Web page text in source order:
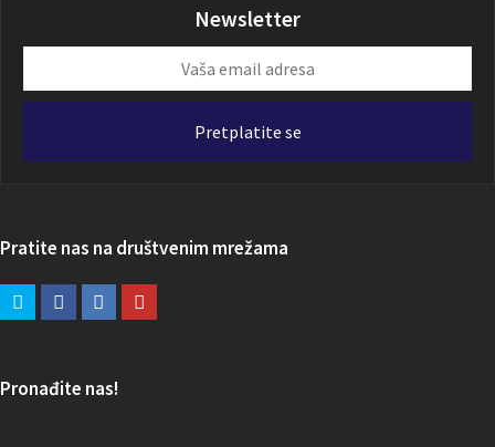
Newsletter
email
Pretplatite se
Pratite nas na društvenim mrežama
Pronađite nas!